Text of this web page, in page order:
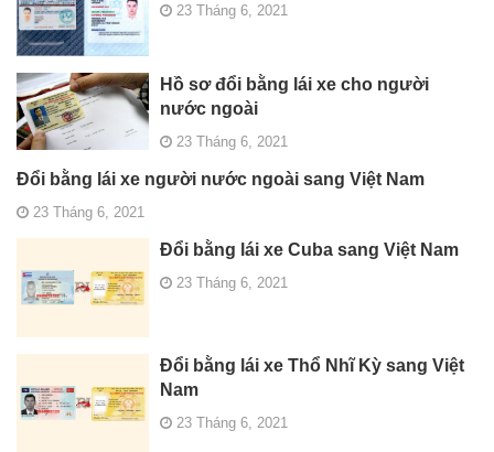
23 Tháng 6, 2021
Hồ sơ đổi bằng lái xe cho người
nước ngoài
23 Tháng 6, 2021
Đổi bằng lái xe người nước ngoài sang Việt Nam
23 Tháng 6, 2021
Đổi bằng lái xe Cuba sang Việt Nam
23 Tháng 6, 2021
Đổi bằng lái xe Thổ Nhĩ Kỳ sang Việt
Nam
23 Tháng 6, 2021